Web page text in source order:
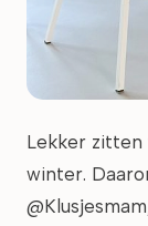
Lekker zitten
winter.